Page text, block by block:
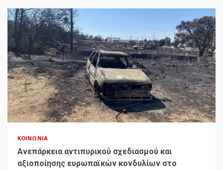
ΚΟΙΝΩΝΊΑ
Ανεπάρκεια αντιπυρικού σχεδιασμού και
αξιοποίησης ευρωπαϊκών κονδυλίων στο